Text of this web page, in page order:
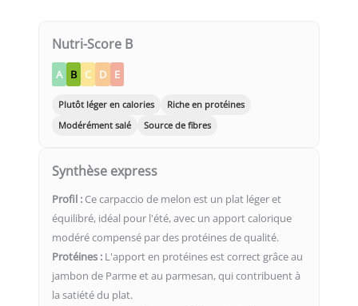
Nutri-Score B
A B C D E
Plutôt léger en calories
Riche en protéines
Modérément salé
Source de fibres
Synthèse express
Profil : Ce carpaccio de melon est un plat léger et
équilibré, idéal pour l'été, avec un apport calorique
modéré compensé par des protéines de qualité.
Protéines : L'apport en protéines est correct grâce au
jambon de Parme et au parmesan, qui contribuent à
la satiété du plat.